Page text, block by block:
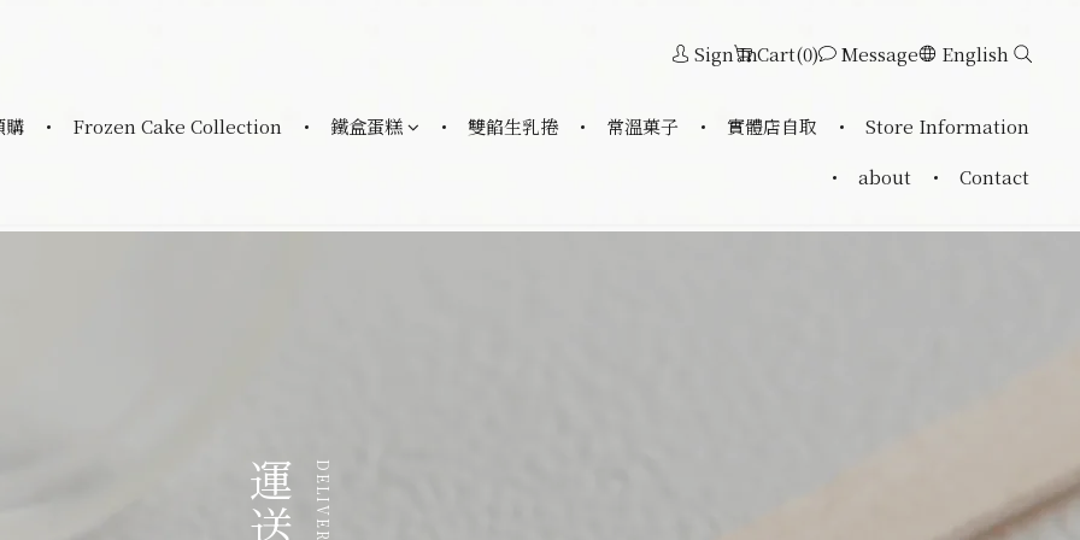
購 Frozen Cake Collection 鐵盒蛋糕 雙餡生乳捲 常溫菓子 實體店自取
Store Information
about
Contact
Sign InCart(0) Message English